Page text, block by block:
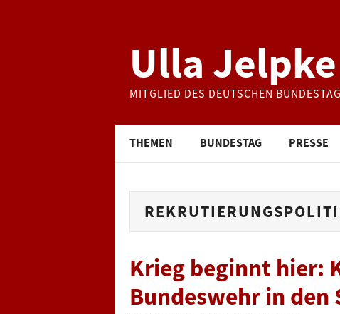
Ulla Jelpke
MITGLIED DES DEUTSCHEN
THEMEN BUNDESTAG PRESSE
Krieg beginnt hier:
Bundeswehr in den